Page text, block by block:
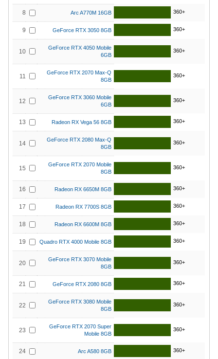
8 Arc A770M 16GB 360+
9 GeForce RTX 3050 8GB 360+
10
GeForce RTX 4050 Mobile
6GB
360+
11
GeForce RTX 2070 Max-Q
8GB
360+
12
GeForce RTX 3060 Mobile
6GB
360+
13 Radeon RX Vega 56 8GB 360+
14
GeForce RTX 2080 Max-Q
8GB
360+
15
GeForce RTX 2070 Mobile
8GB
360+
16 Radeon RX 6650M 8GB 360+
17 Radeon RX 7700S 8GB 360+
18 Radeon RX 6600M 8GB 360+
19 Quadro RTX 4000 Mobile 8GB 360+
20
GeForce RTX 3070 Mobile
8GB
360+
21 GeForce RTX 2080 8GB 360+
22
GeForce RTX 3080 Mobile
8GB
360+
23
GeForce RTX 2070 Super
Mobile 8GB
360+
24 Arc A580 8GB 360+